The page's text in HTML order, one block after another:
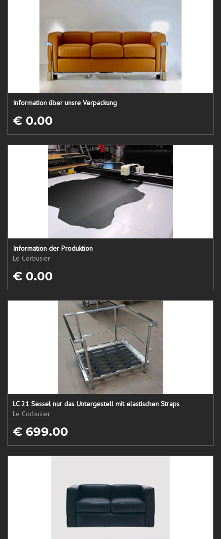
Information über unsre Verpackung
€ 0.00
Information der Produktion
Le Corbusier
€ 0.00
LC 21 Sessel nur das Untergestell mit elastischen Straps
Le Corbusier
€ 699.00